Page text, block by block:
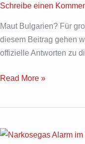
Schreibe einen
Maut Bulgarien? Für
diesem Beitrag gehen
offizielle Antworten zu
über
3,5t
Read More »
Narkosegas